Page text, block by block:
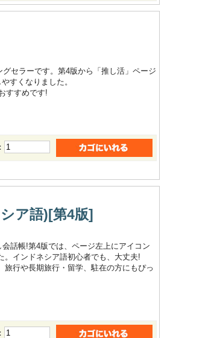
セラーです。第4版から「推し活」ページ
すくなりました。
すすめです!
ア語)[第4版]
話帳!第4版では、ページ左上にアイコン
。インドネシア語初心者でも、大丈夫!
行や長期旅行・留学、駐在の方にもぴっ